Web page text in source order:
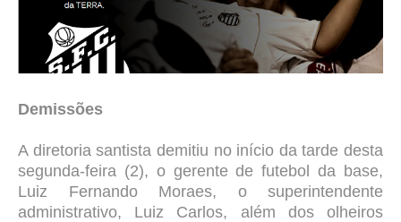
Demissões
A diretoria santista demitiu no início da tarde desta
segunda-feira (2), o gerente de futebol da base,
Luiz Fernando Moraes, o superintendente
administrativo, Luiz Carlos, além dos olheiros